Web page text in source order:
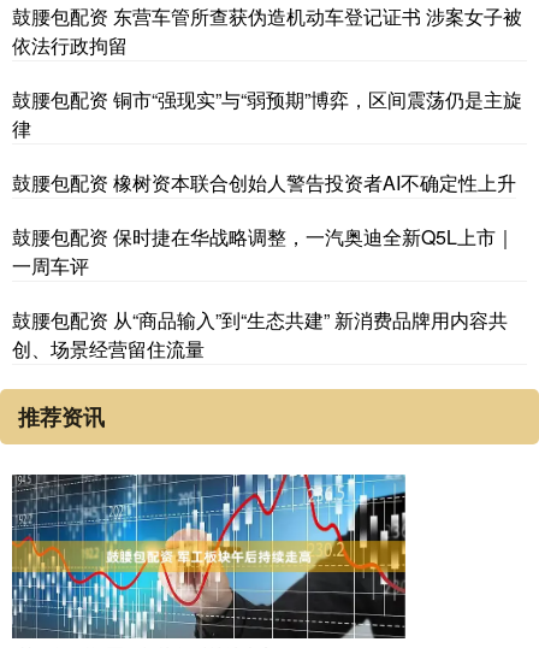
鼓腰包配资 东营车管所查获伪造机动车登记证书 涉案女子被
依法行政拘留
鼓腰包配资 铜市“强现实”与“弱预期”博弈，区间震荡仍是主旋
律
鼓腰包配资 橡树资本联合创始人警告投资者AI不确定性上升
鼓腰包配资 保时捷在华战略调整，一汽奥迪全新Q5L上市｜
一周车评
鼓腰包配资 从“商品输入”到“生态共建” 新消费品牌用内容共
创、场景经营留住流量
推荐资讯